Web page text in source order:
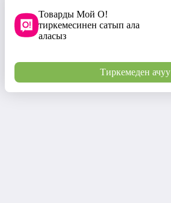
Товарды Мой О!
тиркемесинен сатып ала
аласыз
Тиркемеден ачуу